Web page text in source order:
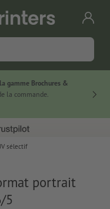
gamme Brochures &
la commande.
sélectif
portrait
5